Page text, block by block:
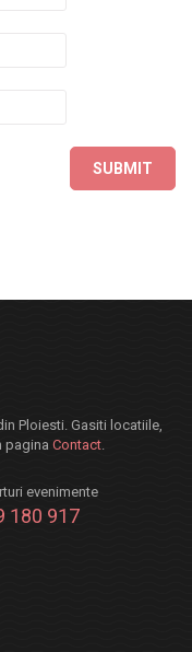
Ploiesti. Gasiti locatiile,
pagina Contact.
evenimente
180 917